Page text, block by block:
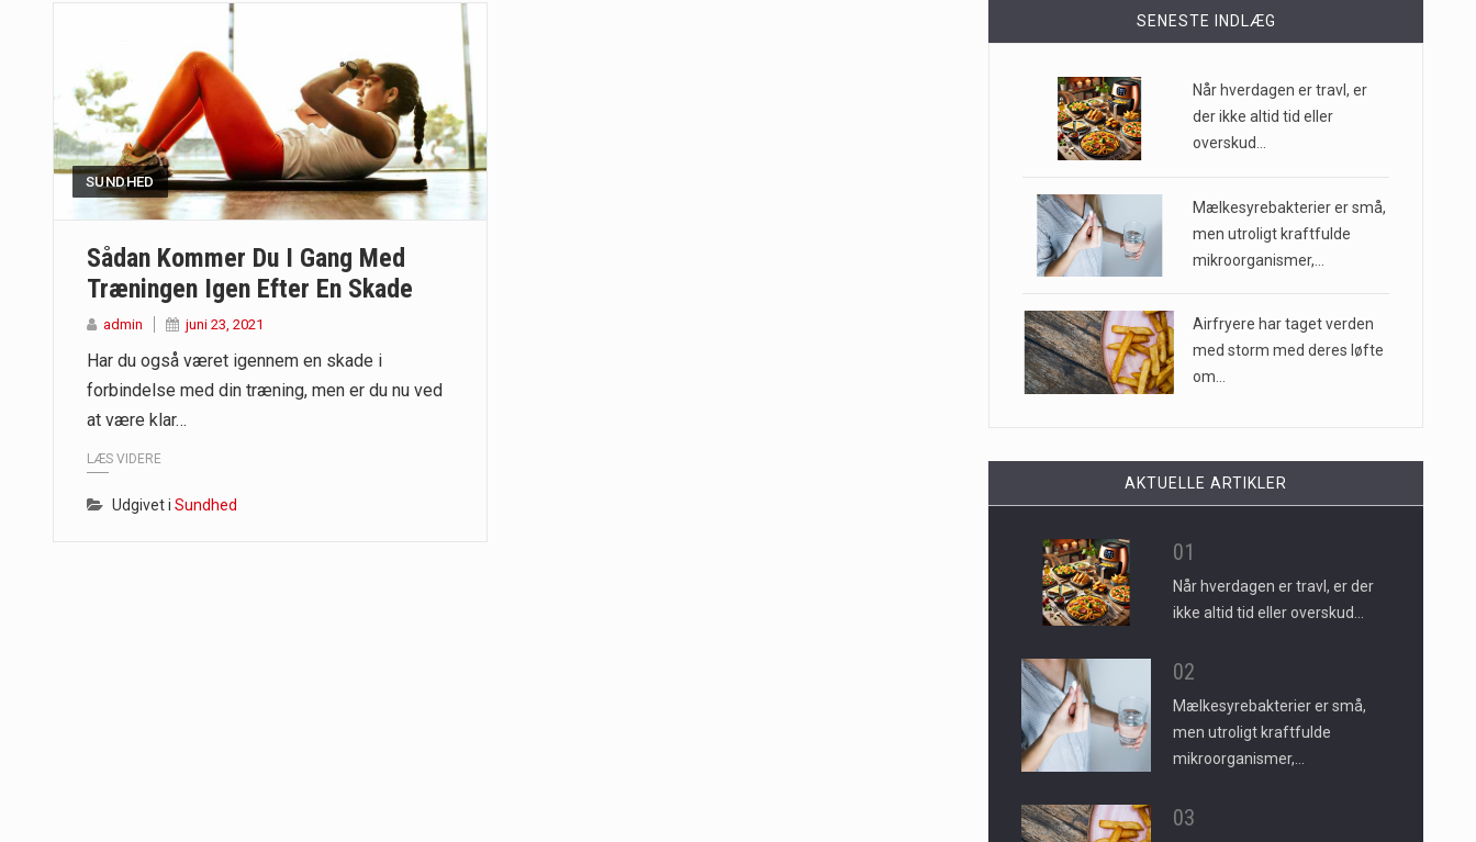
Irritabel tyktarm (Irritable Bowel Syndrome, IBS) er en udbredt fordøjelseslidelse, der påvirker millioner af mennesker…
Padel er en sport, der er blevet stadig mere populær over hele verden på grund…
Massagestole er ikke længere forbeholdt luksuriøse spaer og wellnesscentre - de er nu tilgængelige til…
Airfryere har taget verden med storm med deres løfte om at tilberede sprøde og lækre…
Saunaer har været en del af forskellige kulturer i årtusinder, og deres sundhedsmæssige fordele er…
Når det kommer til sundhed og velvære, er der konstante strømme af nye trends og…
Sunde måltidskasser er en fantastisk løsning til dem, der ønsker at opretholde en sund livsstil…
SUNDHED
Sådan Kommer Du I Gang Med
Træningen Igen Efter En Skade
admin juni 23, 2021
Har du også været igennem en skade i
forbindelse med din træning, men er du nu ved
at være klar…
LÆS VIDERE
Udgivet i Sundhed
SENESTE INDLÆG
Når hverdagen er travl, er
der ikke altid tid eller
overskud…
Mælkesyrebakterier er små,
men utroligt kraftfulde
mikroorganismer,…
Airfryere har taget verden
med storm med deres løfte
om…
AKTUELLE ARTIKLER
01
Når hverdagen er travl, er der
ikke altid tid eller overskud…
02
Mælkesyrebakterier er små,
men utroligt kraftfulde
mikroorganismer,…
03